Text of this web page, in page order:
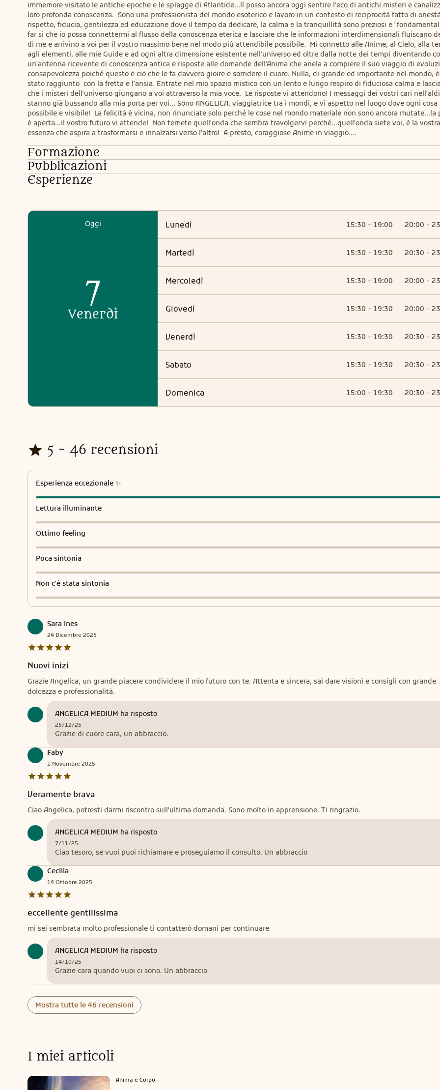
immemore visitato le antiche epoche e le spiagge di Atlantide...lì posso ancora oggi sentire l'eco di antichi misteri e
loro profonda conoscenza.  Sono una professionista del mondo esoterico e lavoro in un contesto di reciprocità fatto di
rispetto, fiducia, gentilezza ed educazione dove il tempo da dedicare, la calma e la tranquillità sono preziosi e
far sì che io possa connettermi al flusso della conoscenza eterica e lasciare che le informazioni interdimensionali fluiscano
di me e arrivino a voi per il vostro massimo bene nel modo più attendibile possibile.  Mi connetto alle Anime, al Cielo, alla
agli elementi, alle mie Guide e ad ogni altra dimensione esistente nell'universo ed oltre dalla notte dei tempi diventando
un'antenna ricevente di conoscenza antica e risposte alle domande dell'Anima che anela a compiere il suo viaggio di
consapevolezza poiché questo è ciò che le fa davvero gioire e sorridere il cuore. Nulla, di grande ed importante nel mondo,
stato raggiunto  con la fretta e l'ansia. Entrate nel mio spazio mistico con un lento e lungo respiro di fiduciosa calma e
che i misteri dell'universo giungano a voi attraverso la mia voce.  Le risposte vi attendono! I messaggi dei vostri cari
stanno già bussando alla mia porta per voi... Sono ANGELICA, viaggiatrice tra i mondi, e vi aspetto nel luogo dove ogni cosa
possibile e visibile!  La felicità è vicina, non rinunciate solo perché le cose nel mondo materiale non sono ancora mutate...la
è aperta...il vostro futuro vi attende!  Non temete quell'onda che sembra travolgervi perché...quell'onda siete voi, è la vostra
essenza che aspira a trasformarsi e innalzarsi verso l'altro!  A presto, coraggiose Anime in viaggio....
Formazione
Pubblicazioni
Esperienze
Oggi
7
venerdì
lunedì 15:30 - 19:00 20:00 -
martedì 15:30 - 19:30 20:30 -
mercoledì 15:30 - 19:00 20:00 -
giovedì 15:30 - 19:30 20:00 -
venerdì 15:30 - 19:30 20:30 -
sabato 15:30 - 19:30 20:30 -
domenica 15:00 - 19:30 20:30 -
5 - 46 recensioni
Esperienza eccezionale ✨
Lettura illuminante
Ottimo feeling
Poca sintonia
Non c'è stata sintonia
Sara Ines
24 Dicembre 2025
Nuovi inizi
Grazie Angelica, un grande piacere condividere il mio futuro con te. Attenta e sincera, sai dare visioni e consigli con grande
dolcezza e professionalità.
ANGELICA MEDIUM ha risposto
25/12/25
Grazie di cuore cara, un abbraccio.
Faby
1 Novembre 2025
Veramente brava
Ciao Angelica, potresti darmi riscontro sull'ultima domanda. Sono molto in apprensione. Ti ringrazio.
ANGELICA MEDIUM ha risposto
7/11/25
Ciao tesoro, se vuoi puoi richiamare e proseguiamo il consulto. Un abbraccio
Cecilia
14 Ottobre 2025
eccellente gentilissima
mi sei sembrata molto professionale ti contatterò domani per continuare
ANGELICA MEDIUM ha risposto
14/10/25
Grazie cara quando vuoi ci sono. Un abbraccio
Mostra tutte le 46 recensioni
I miei articoli
Anima e Corpo